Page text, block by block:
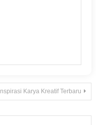
Inspirasi Karya Kreatif Terbaru